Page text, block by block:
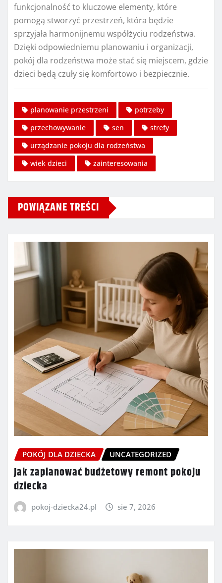
funkcjonalność to kluczowe elementy, które
pomogą stworzyć przestrzeń, która będzie
sprzyjała harmonijnemu współżyciu rodzeństwa.
Dzięki odpowiedniemu planowaniu i organizacji,
pokój dla rodzeństwa może stać się miejscem, gdzie
dzieci będą czuły się komfortowo i bezpiecznie.
planowanie przestrzeni
potrzeby
przechowywanie
sen
strefy
urządzanie pokoju dla rodzeństwa
wiek dzieci
zainteresowania
POWIĄZANE TREŚCI
POKÓJ DLA DZIECKA UNCATEGORIZED
Jak zaplanować budżetowy remont pokoju
dziecka
pokoj-dziecka24.pl sie 7, 2026